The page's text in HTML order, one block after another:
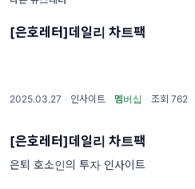
[은호레터]데일리 차트팩
2025.03.27 · 인사이트 · 멤버십 · 조회 762
[은호레터]데일리 차트팩
은퇴 호소인의 투자 인사이트